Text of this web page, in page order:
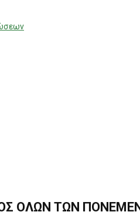
ΟΛΩΝ ΤΩΝ